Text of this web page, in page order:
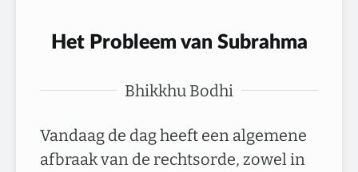
Het Probleem van Subrahma
Bhikkhu Bodhi
Vandaag de dag heeft een algemene
afbraak van de rechtsorde, zowel in